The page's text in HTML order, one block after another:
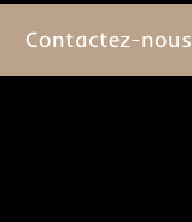
Contactez-nous